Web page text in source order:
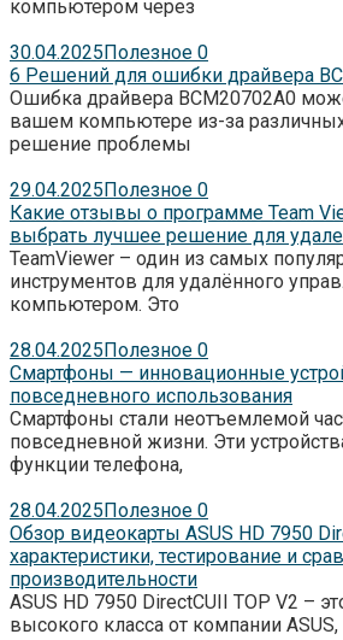
компьютером через
30.04.2025Полезное 0
6 Решений для ошибки драйвера
Ошибка драйвера BCM20702A0
вашем компьютере из-за
решение проблемы
29.04.2025Полезное 0
Какие отзывы о программе Team
выбрать лучшее решение для
TeamViewer – один из самых
инструментов для удалённого
компьютером. Это
28.04.2025Полезное 0
Смартфоны — инновационные
повседневного использования
Смартфоны стали неотъемлемой
повседневной жизни. Эти
функции телефона,
28.04.2025Полезное 0
Обзор видеокарты ASUS HD 7950
характеристики, тестирование и
производительности
ASUS HD 7950 DirectCUII TOP V2 –
высокого класса от компании ASUS,